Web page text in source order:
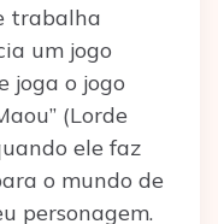
trabalha
um jogo
joga o jogo
(Lorde
ele faz
o mundo de
personagem.